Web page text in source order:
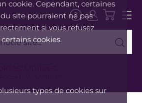
cookie. Cependant, certaines
site pourraient ne pas
si vous refusez
cookies.
types de cookies sur